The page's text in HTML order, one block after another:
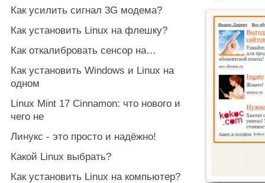
Как усилить сигнал 3G модема?
Как установить Linux на флешку?
Как откалибровать сенсор на…
Как установить Windows и Linux на
одном
Linux Mint 17 Cinnamon: что нового и
чего не
Линукс - это просто и надёжно!
Какой Linux выбрать?
Как установить Linux на компьютер?